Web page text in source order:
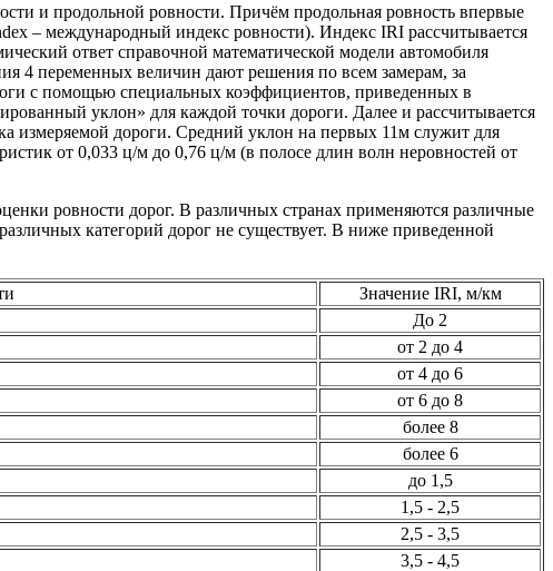
и продольной ровности. Причём продольная ровность впервые
– международный индекс ровности). Индекс IRI рассчитывается
ответ справочной математической модели автомобиля
4 переменных величин дают решения по всем замерам, за
с помощью специальных коэффициентов, приведенных в
уклон» для каждой точки дороги. Далее и рассчитывается
измеряемой дороги. Средний уклон на первых 11м служит для
от 0,033 ц/м до 0,76 ц/м (в полосе длин волн неровностей от
ровности дорог. В различных странах применяются различные
категорий дорог не существует. В ниже приведенной
Значение IRI, м/км
До 2
от 2 до 4
от 4 до 6
от 6 до 8
более 8
более 6
до 1,5
1,5 - 2,5
2,5 - 3,5
3,5 - 4,5